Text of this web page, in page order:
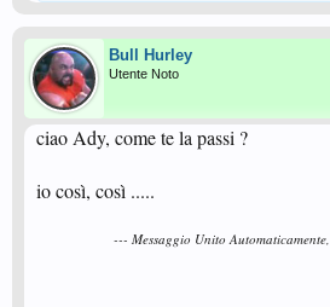
Bull Hurley
Utente Noto
ciao Ady, come te la passi ?
io così, così .....
--- Messaggio Unito Automaticamente,